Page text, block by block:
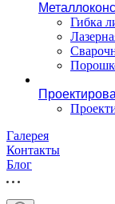
Гибка
Галерея
Контакты
Блог